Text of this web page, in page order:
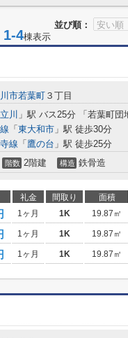
並び順：
4棟表示
市若葉町 ３丁目
立川 」駅 バス25分 「若葉町団
「 東大和市 」駅 徒歩30分
線 「 鷹の台 」駅 徒歩25分
階数 2階建 構造 鉄骨造
礼金 間取り 面積
1ヶ月 1K 19.87㎡
1ヶ月 1K 19.87㎡
1ヶ月 1K 19.87㎡